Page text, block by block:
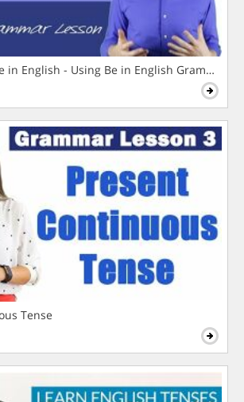
in English - Using Be in English Grammar
Tense